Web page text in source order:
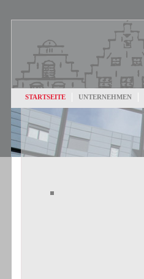
STARTSEITE UNTERNEHMEN